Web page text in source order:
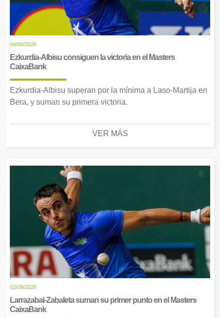
04/08/2026
Ezkurdia-Albisu consiguen la victoria en el Masters
CaixaBank
Ezkurdia-Albisu superan por la mínima a Laso-Martija en
Bera, y suman su primera victoria.
VER MÁS
02/08/2026
Larrazabal-Zabaleta suman su primer punto en el Masters
CaixaBank